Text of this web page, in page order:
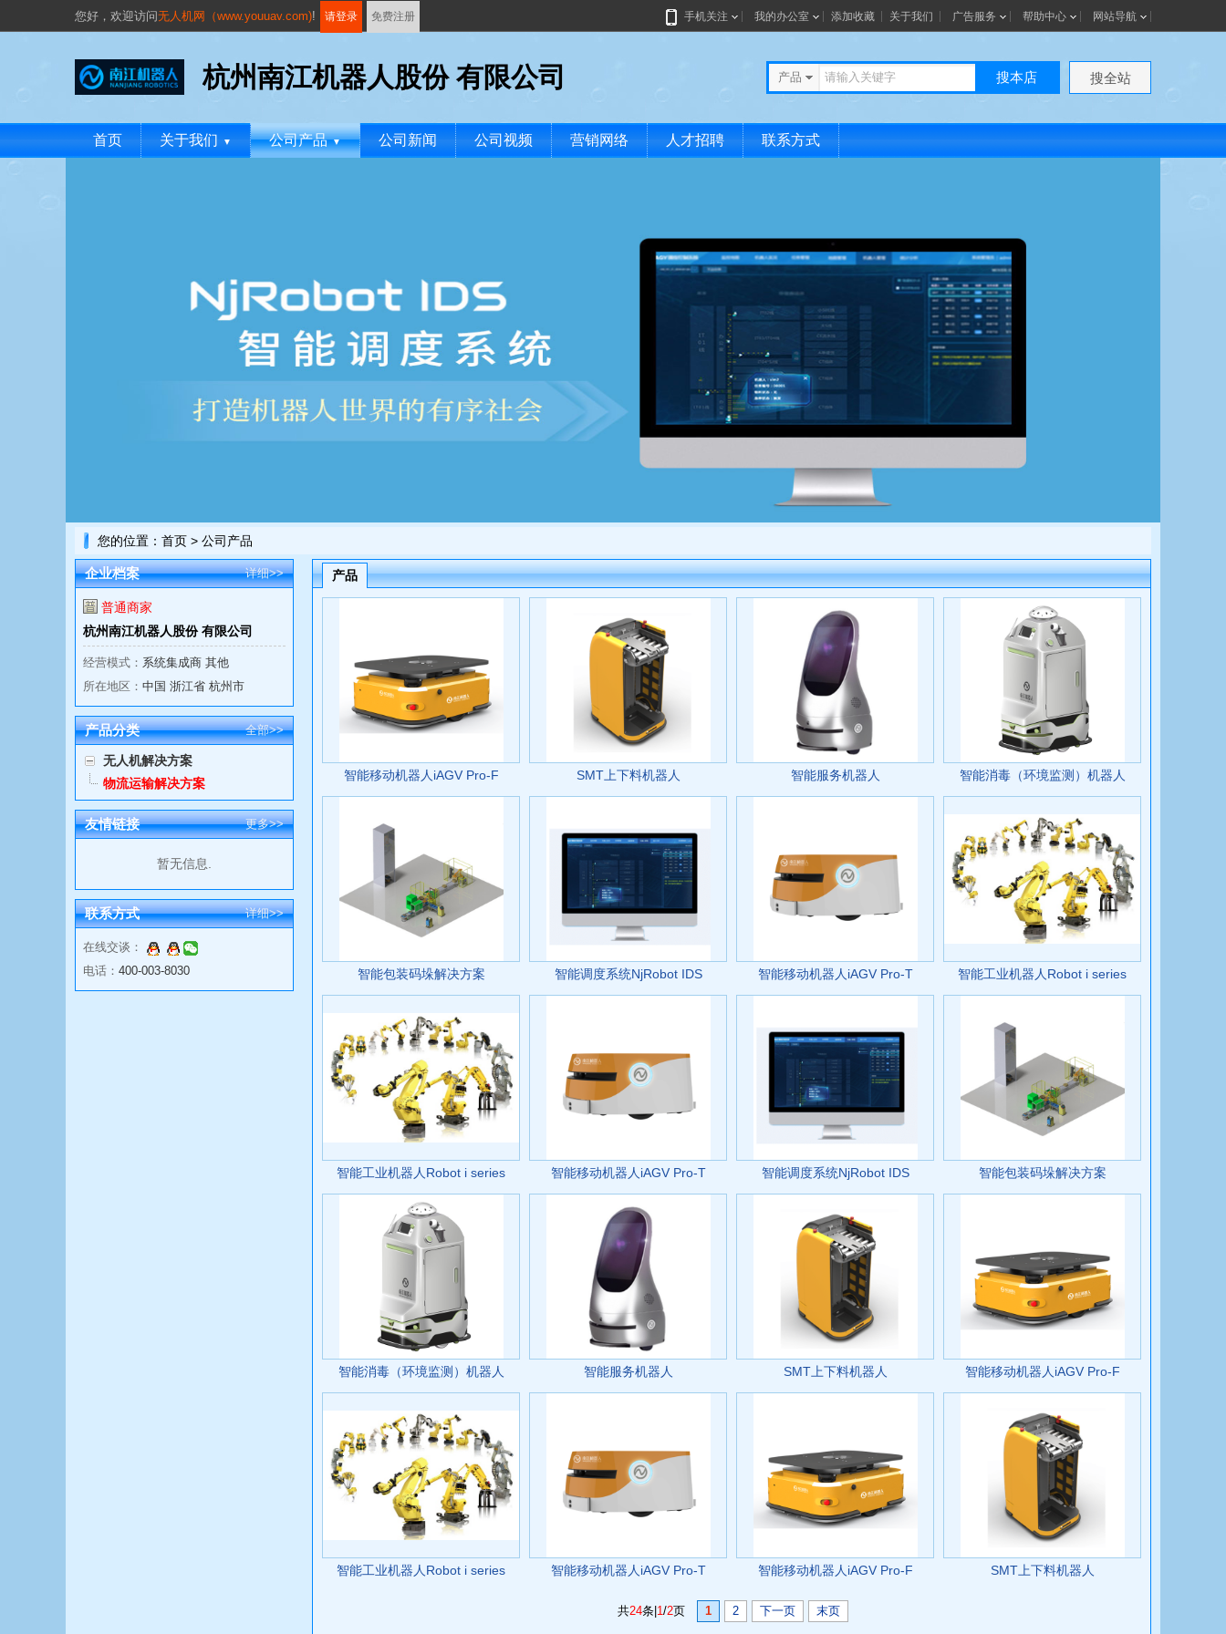
您好， 欢迎访问无人机网（www.youuav.com)! 请登录 免费注册 手机关注 我的办公室 添加收藏 关于我们 广告服务 帮助中心 网站导航
杭州南江机器人股份 有限公司 产品 搜本店 搜全站
首页 关于我们 ▼ 公司产品 ▼ 公司新闻 公司视频 营销网络 人才招聘 联系方式
您的位置： 首页 > 公司产品
企业档案 详细>>
普通商家
杭州南江机器人股份 有限公司
经营模式： 系统集成商 其他
所在地区： 中国 浙江省 杭州市
产品分类 全部>>
无人机解决方案
物流运输解决方案
友情链接 更多>>
暂无信息.
联系方式 详细>>
在线交谈：
电话： 400-003-8030
产品
智能移动机器人iAGV Pro-F SMT上下料机器人 智能服务机器人 智能消毒（环境监测）机器人
智能包装码垛解决方案 智能调度系统NjRobot IDS 智能移动机器人iAGV Pro-T 智能工业机器人Robot i series
智能工业机器人Robot i series 智能移动机器人iAGV Pro-T 智能调度系统NjRobot IDS 智能包装码垛解决方案
智能消毒（环境监测）机器人 智能服务机器人 SMT上下料机器人 智能移动机器人iAGV Pro-F
智能工业机器人Robot i series 智能移动机器人iAGV Pro-T 智能移动机器人iAGV Pro-F SMT上下料机器人
共24条| 1/2页 1 2 下一页 末页